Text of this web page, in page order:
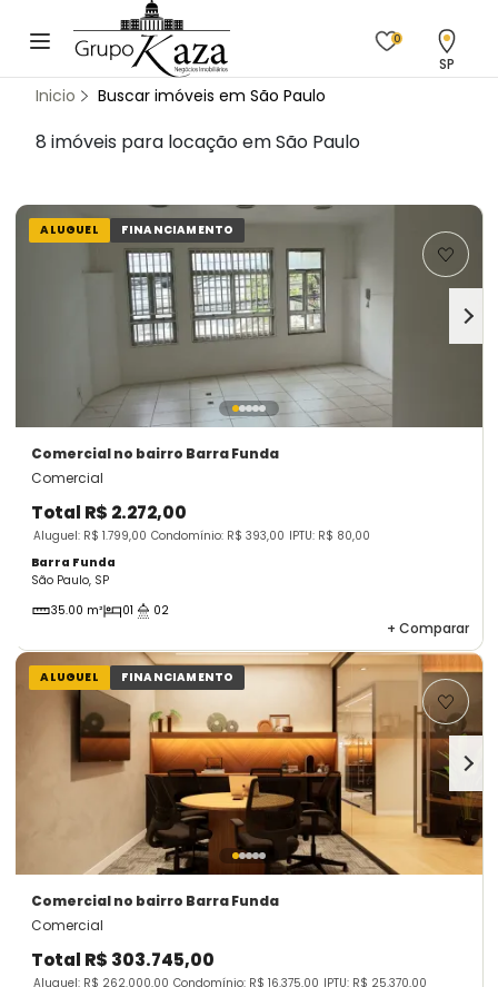
0
SP
Inicio Buscar imóveis em São Paulo
8 imóveis para locação em São Paulo
ALUGUEL FINANCIAMENTO
Comercialno bairro Barra Funda
Comercial
Total R$ 2.272,00
Aluguel: R$ 1.799,00 Condomínio: R$ 393,00 IPTU: R$ 80,00
Barra Funda
São Paulo, SP
35.00 m²
01 02
+ Comparar
ALUGUEL FINANCIAMENTO
Comercialno bairro Barra Funda
Comercial
Total R$ 303.745,00
Aluguel: R$ 262.000,00 Condomínio: R$ 16.375,00 IPTU: R$ 25.370,00